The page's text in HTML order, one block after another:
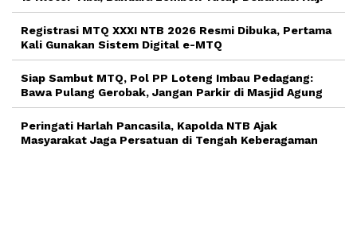
Registrasi MTQ XXXI NTB 2026 Resmi Dibuka, Pertama
Kali Gunakan Sistem Digital e-MTQ
Siap Sambut MTQ, Pol PP Loteng Imbau Pedagang:
Bawa Pulang Gerobak, Jangan Parkir di Masjid Agung
Peringati Harlah Pancasila, Kapolda NTB Ajak
Masyarakat Jaga Persatuan di Tengah Keberagaman